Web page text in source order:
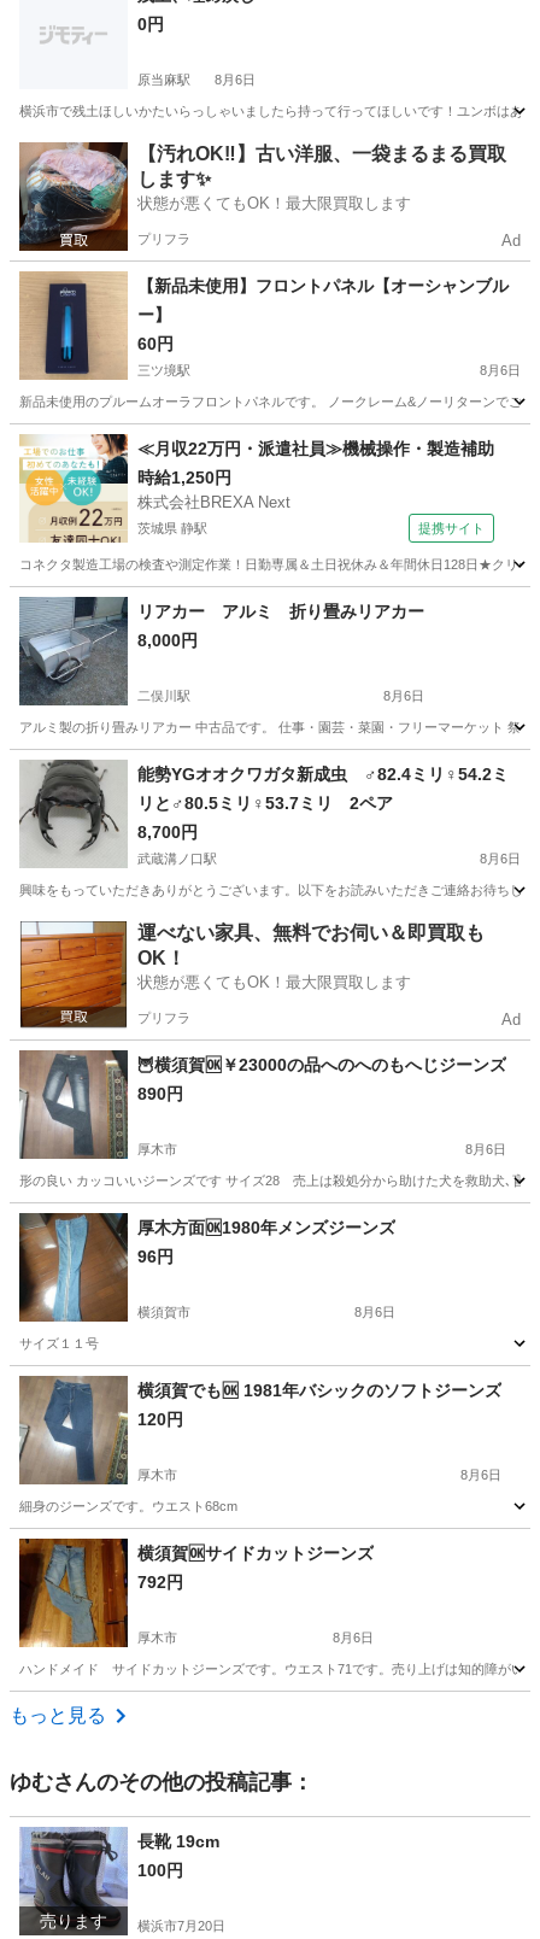
0円
原当麻駅 8月6日
横浜市で残土ほしいかたいらっしゃいましたら持って行ってほしいです！ユンボはあ
神奈川 相模原市 原当麻駅 その他 残土
【汚れOK‼️】古い洋服、一袋まるまる買取
します✨
状態が悪くてもOK！最大限買取します
プリフラ Ad
【新品未使用】フロントパネル【オーシャンブル
ー】
60円
三ツ境駅 8月6日
新品未使用のプルームオーラフロントパネルです。 ノークレーム&ノーリターンでご
神奈川 横浜市 三ツ境駅 その他 新品
≪月収22万円・派遣社員≫機械操作・製造補助
時給1,250円
株式会社BREXA Next
茨城県 静駅 提携サイト
コネクタ製造工場の検査や測定作業！日勤専属＆土日祝休み＆年間休日128日★クリ
茨城 常陸大宮市 静駅
リアカー アルミ 折り畳みリアカー
8,000円
二俣川駅 8月6日
アルミ製の折り畳みリアカー 中古品です。 仕事・園芸・菜園・フリーマーケット 祭
神奈川 横浜市 二俣川駅 その他 リアカー
能勢YGオオクワガタ新成虫 ♂82.4ミリ♀54.2ミ
リと♂80.5ミリ♀53.7ミリ 2ペア
8,700円
武蔵溝ノ口駅 8月6日
興味をもっていただきありがとうございます。以下をお読みいただきご連絡お待ち
神奈川 川崎市 武蔵溝ノ口駅 その他 能勢
運べない家具、無料でお伺い＆即買取も
OK！
状態が悪くてもOK！最大限買取します
プリフラ Ad
🦉横須賀🆗￥23000の品へのへのもへじジーンズ
890円
厚木市 8月6日
形の良い カッコいいジーンズです サイズ28 売上は殺処分から助けた犬を救助犬､盲
神奈川 厚木市 その他 ジーンズ
厚木方面🆗1980年メンズジーンズ
96円
横須賀市 8月6日
サイズ１１号
神奈川 横須賀市 その他 ジーンズ
横須賀でも🆗 1981年バシックのソフトジーンズ
120円
厚木市 8月6日
細身のジーンズです。ウエスト68cm
神奈川 厚木市 その他 ジーンズ
横須賀🆗サイドカットジーンズ
792円
厚木市 8月6日
ハンドメイド サイドカットジーンズです。ウエスト71です。売り上げは知的障がい
神奈川 厚木市
もっと見る
ゆむさんのその他の投稿記事：
売ります
長靴 19cm
100円
横浜市7月20日